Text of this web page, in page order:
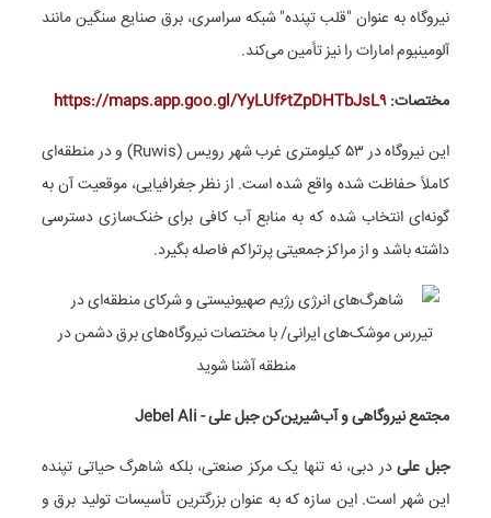
نیروگاه به عنوان "قلب تپنده" شبکه سراسری، برق صنایع سنگین مانند
آلومینیوم امارات را نیز تأمین می‌کند.
مختصات:https://maps.app.goo.gl/YyLUf۶tZpDHTbJsL۹
این نیروگاه در ۵۳ کیلومتری غرب شهر رویس (Ruwis) و در منطقه‌ای
کاملاً حفاظت شده واقع شده است. از نظر جغرافیایی، موقعیت آن به
گونه‌ای انتخاب شده که به منابع آب کافی برای خنک‌سازی دسترسی
داشته باشد و از مراکز جمعیتی پرتراکم فاصله بگیرد.
مجتمع نیروگاهی و آب‌شیرین‌کن جبل علی - Jebel Ali
جبل علیدر دبی، نه تنها یک مرکز صنعتی، بلکه شاهرگ حیاتی تپنده
این شهر است. این سازه که به عنوان بزرگترین تأسیسات تولید برق و